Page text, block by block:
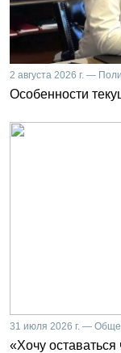
2 августа 2026 г. —
Особенности
31 июля 2026 г. —
«Хочу